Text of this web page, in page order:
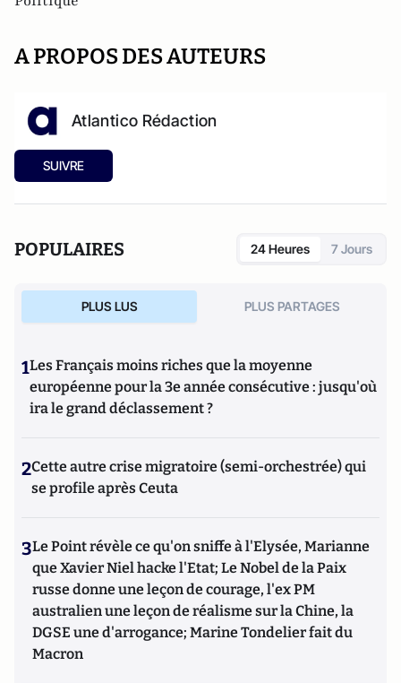
A PROPOS DES AUTEURS
Atlantico Rédaction
SUIVRE
POPULAIRES 24 Heures 7 Jours
PLUS LUS PLUS PARTAGES
1Les Français moins riches que la moyenne
européenne pour la 3e année consécutive : jusqu'où
ira le grand déclassement ?
2Cette autre crise migratoire (semi-orchestrée) qui
se profile après Ceuta
3Le Point révèle ce qu'on sniffe à l'Elysée, Marianne
que Xavier Niel hacke l'Etat; Le Nobel de la Paix
russe donne une leçon de courage, l'ex PM
australien une leçon de réalisme sur la Chine, la
DGSE une d'arrogance; Marine Tondelier fait du
Macron